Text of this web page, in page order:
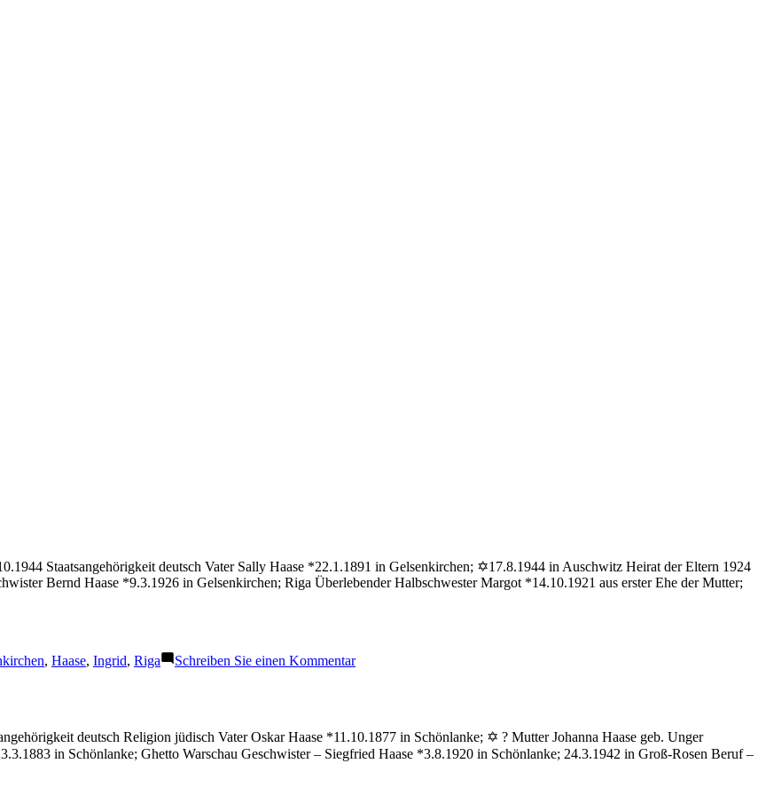
Staatsangehörigkeit deutsch Vater Sally Haase *22.1.1891 in Gelsenkirchen; ✡17.8.1944 in Auschwitz Heirat der Eltern 1924
Bernd Haase *9.3.1926 in Gelsenkirchen; Riga Überlebender Halbschwester Margot *14.10.1921 aus erster Ehe der Mutter;
, Haase, Ingrid, Riga Schreiben Sie einen Kommentarzu
deutsch Religion jüdisch Vater Oskar Haase *11.10.1877 in Schönlanke; ✡ ? Mutter Johanna Haase geb. Unger
in Schönlanke; Ghetto Warschau Geschwister – Siegfried Haase *3.8.1920 in Schönlanke; 24.3.1942 in Groß-Rosen Beruf –